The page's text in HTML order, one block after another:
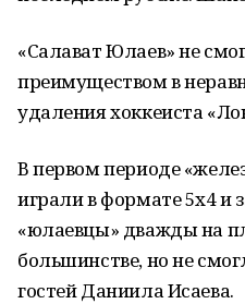
«Салават Юлаев» не
преимуществом в
удаления хоккеиста
В первом периоде
играли в формате 5х4 и
«юлаевцы» дважды на
большинстве, но не
гостей Даниила Исаева.